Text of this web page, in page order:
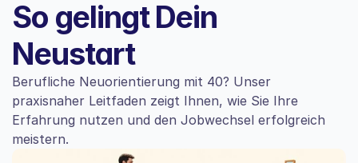
So gelingt Dein
Neustart
Berufliche Neuorientierung mit 40? Unser
praxisnaher Leitfaden zeigt Ihnen, wie Sie Ihre
Erfahrung nutzen und den Jobwechsel erfolgreich
meistern.